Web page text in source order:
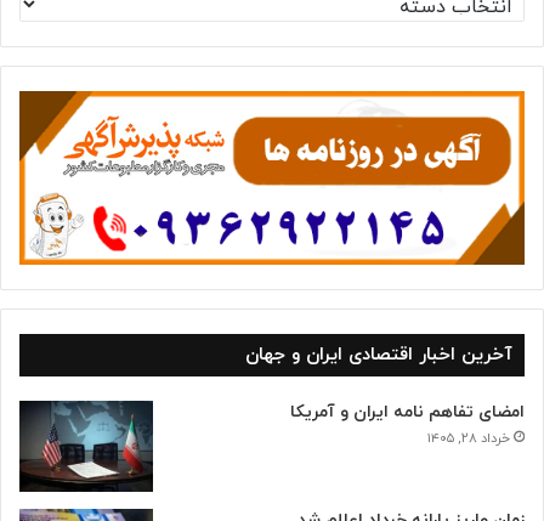
س
ت
ه‌
ه
آخرین اخبار اقتصادی ایران و جهان
امضای تفاهم نامه ایران و آمریکا
خرداد ۲۸, ۱۴۰۵